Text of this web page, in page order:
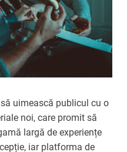
uimească publicul cu o
noi, care promit să
largă de experiențe
iar platforma de